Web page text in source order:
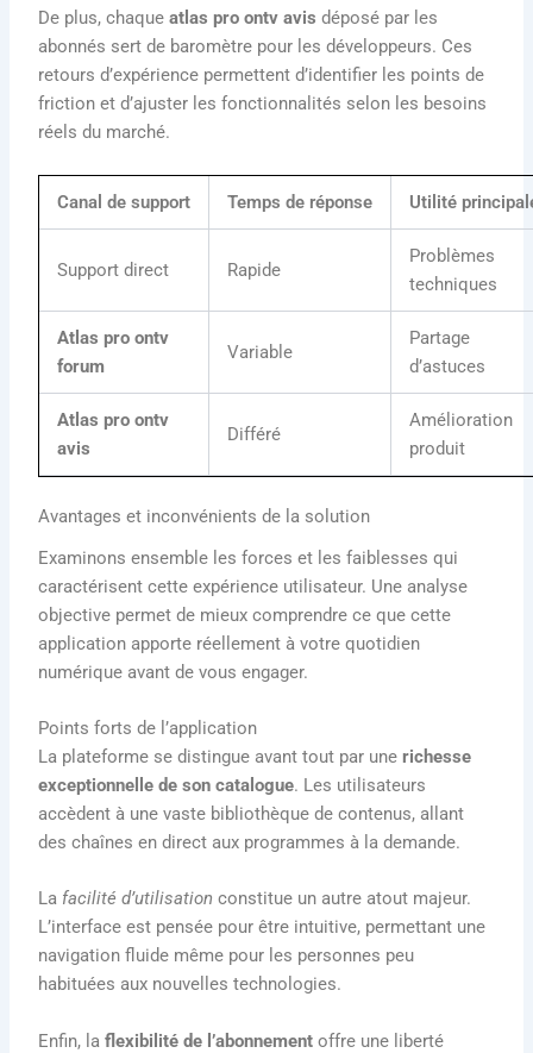
De plus, chaqueatlas pro ontv avis déposé par les
abonnés sert de baromètre pour les développeurs. Ces
retours d’expérience permettent d’identifier les points de
friction et d’ajuster les fonctionnalités selon les besoins
réels du marché.
Canal de support Temps de réponse Utilité
Support direct Rapide
Problèmes
techniques
Atlas pro ontv
forum
Variable
Partage
d’astuces
Atlas pro ontv
avis
Différé
Amélioration
produit
Avantages et inconvénients de la solution
Examinons ensemble les forces et les faiblesses qui
caractérisent cette expérience utilisateur. Une analyse
objective permet de mieux comprendre ce que cette
application apporte réellement à votre quotidien
numérique avant de vous engager.
Points forts de l’application
La plateforme se distingue avant tout par unerichesse
exceptionnelle de son catalogue. Les utilisateurs
accèdent à une vaste bibliothèque de contenus, allant
des chaînes en direct aux programmes à la demande.
La facilité d’utilisation constitue un autre atout majeur.
L’interface est pensée pour être intuitive, permettant une
navigation fluide même pour les personnes peu
habituées aux nouvelles technologies.
Enfin, laflexibilité de l’abonnement offre une liberté